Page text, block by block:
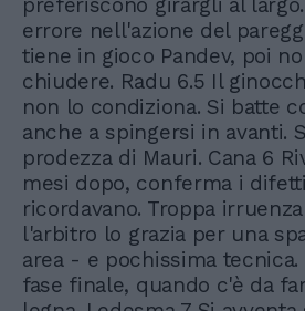
preferiscono girargli al
errore nell'azione del
tiene in gioco Pandev, poi
chiudere. Radu 6.5 Il
non lo condiziona. Si batte
anche a spingersi in avanti.
prodezza di Mauri. Cana 6
mesi dopo, conferma i
ricordavano. Troppa
l'arbitro lo grazia per una
area - e pochissima
fase finale, quando c'è da